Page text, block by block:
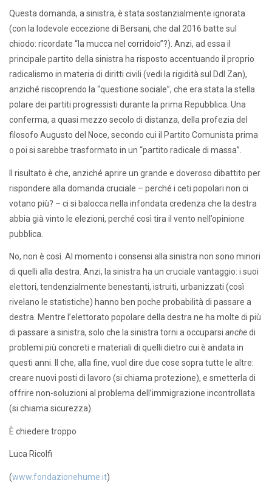
Questa domanda, a sinistra, è stata sostanzialmente ignorata
(con la lodevole eccezione di Bersani, che dal 2016 batte sul
chiodo: ricordate “la mucca nel corridoio”?). Anzi, ad essa il
principale partito della sinistra ha risposto accentuando il proprio
radicalismo in materia di diritti civili (vedi la rigidità sul Ddl Zan),
anziché riscoprendo la “questione sociale”, che era stata la stella
polare dei partiti progressisti durante la prima Repubblica. Una
conferma, a quasi mezzo secolo di distanza, della profezia del
filosofo Augusto del Noce, secondo cui il Partito Comunista prima
o poi si sarebbe trasformato in un “partito radicale di massa”.
Il risultato è che, anziché aprire un grande e doveroso dibattito per
rispondere alla domanda cruciale – perché i ceti popolari non ci
votano più? – ci si balocca nella infondata credenza che la destra
abbia già vinto le elezioni, perché così tira il vento nell’opinione
pubblica.
No, non è così. Al momento i consensi alla sinistra non sono minori
di quelli alla destra. Anzi, la sinistra ha un cruciale vantaggio: i suoi
elettori, tendenzialmente benestanti, istruiti, urbanizzati (così
rivelano le statistiche) hanno ben poche probabilità di passare a
destra. Mentre l’elettorato popolare della destra ne ha molte di più
di passare a sinistra, solo che la sinistra torni a occuparsi anchedi
problemi più concreti e materiali di quelli dietro cui è andata in
questi anni. Il che, alla fine, vuol dire due cose sopra tutte le altre:
creare nuovi posti di lavoro (si chiama protezione), e smetterla di
offrire non-soluzioni al problema dell’immigrazione incontrollata
(si chiama sicurezza).
È chiedere troppo
Luca Ricolfi
(www.fondazionehume.it)